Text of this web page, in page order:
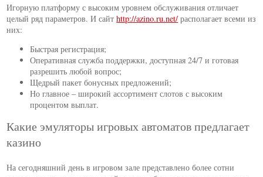
Игорную платформу с высоким уровнем обслуживания отличает
целый ряд параметров. И сайтhttp://azino.ru.net/ располагает всеми из
них:
Быстрая регистрация;
Оперативная служба поддержки, доступная 24/7 и готовая
разрешить любой вопрос;
Щедрый пакет бонусных предложений;
Но главное – широкий ассортимент слотов с высоким
процентом выплат.
Какие эмуляторы игровых автоматов предлагает
казино
На сегодняшний день в игровом зале представлено более сотни